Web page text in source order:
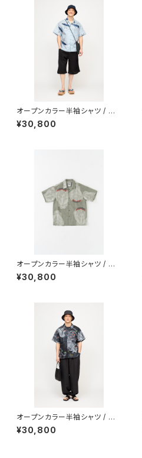
オープンカラー半袖シャツ / 型
染め / 伊藤若冲 / 鯨 / LIGHT
BLUE
¥30,800
オープンカラー半袖シャツ / 型
染め / 伊藤若冲 / 象 / KHAKI
¥30,800
オープンカラー半袖シャツ / 型
染め / 伊藤若冲 / 鳳凰 / CHAR
COAL
¥30,800